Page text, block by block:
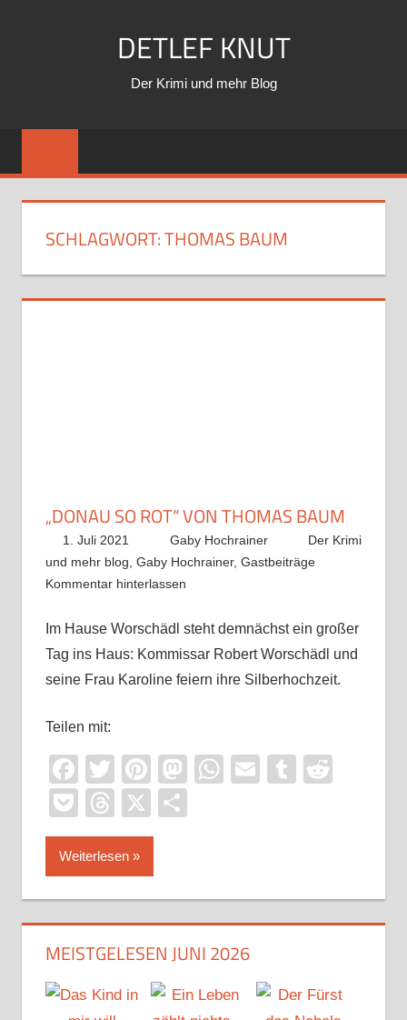
DETLEF KNUT
Der Krimi und mehr Blog
SCHLAGWORT:THOMAS BAUM
„DONAU SO ROT“ VON THOMAS BAUM
1. Juli 2021 Gaby Hochrainer
Der Krimi
und mehr blog Gaby Hochrainer, Gastbeiträge
Kommentar hinterlassen
Im Hause Worschädl steht demnächst ein großer
Tag ins Haus: Kommissar Robert Worschädl und
seine Frau Karoline feiern ihre Silberhochzeit.
Teilen mit:
Facebook
TwitterPinterest
Mastodon
WhatsApp
EmailTumblr
PocketThreads
X
Weiterlesen
MEISTGELESEN JUNI 2026